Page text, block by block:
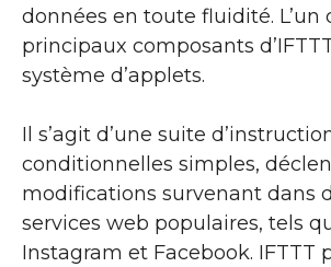
données en toute fluidité. L’un
principaux composants
système d’applets.
Il s’agit d’une suite
conditionnelles simples,
modifications survenant dans
services web populaires, tels
Instagram et Facebook. IFTTT